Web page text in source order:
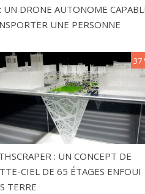
UN DRONE AUTONOME
UNE PERSONNE
: UN CONCEPT DE
CIEL DE 65 ÉTAGES ENFOUI
TERRE
37